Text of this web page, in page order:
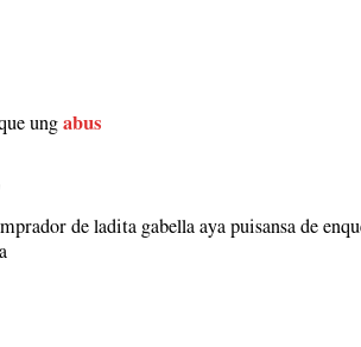
ungabus
de ladita gabella aya puisansa de